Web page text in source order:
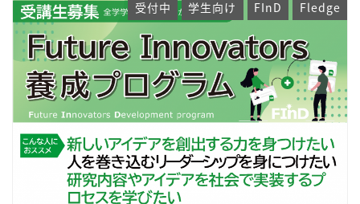
受付中 学生向け FInD Fledge